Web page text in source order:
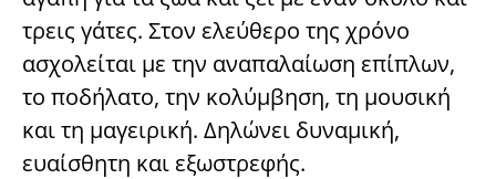
τρεις γάτες. Στον ελεύθερο της χρόνο
ασχολείται με την αναπαλαίωση επίπλων,
το ποδήλατο, την κολύμβηση, τη μουσική
και τη μαγειρική. Δηλώνει δυναμική,
ευαίσθητη και εξωστρεφής.